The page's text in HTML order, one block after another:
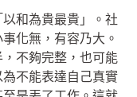
和為貴最貴」。社
化無，有容乃大。
不夠完整，也可能
不能表達自己真實